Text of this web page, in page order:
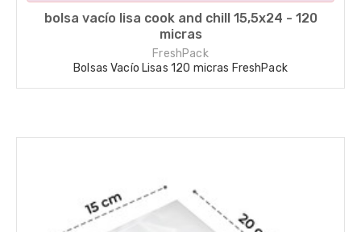
bolsa vacío lisa cook and chill 15,5x24 - 120
micras
FreshPack
Bolsas Vacío Lisas 120 micras FreshPack